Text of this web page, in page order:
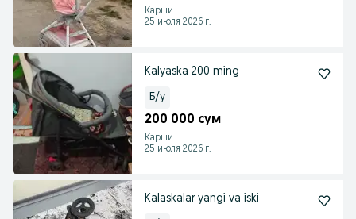
Карши
25 июля 2026 г.
Kalyaska 200 ming
Б/у
200 000 сум
Карши
25 июля 2026 г.
Kalaskalar yangi va iski